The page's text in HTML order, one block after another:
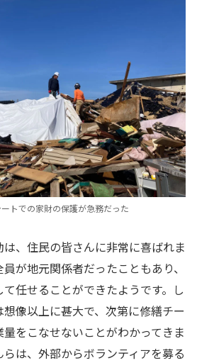
トでの家財の保護が急務だった
、住民の皆さんに非常に喜ばれま
が地元関係者だったこともあり、
任せることができたようです。し
像以上に甚大で、次第に修繕チー
をこなせないことがわかってきま
は、外部からボランティアを募る